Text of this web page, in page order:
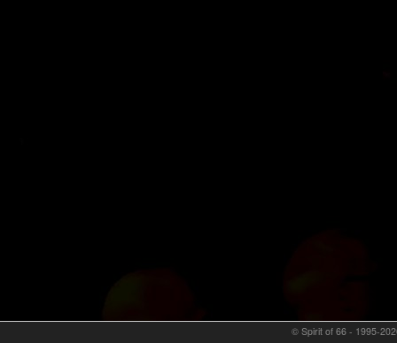
© Spirit of 66 - 1995-